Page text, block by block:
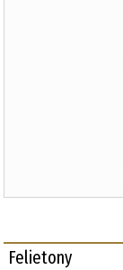
Felietony